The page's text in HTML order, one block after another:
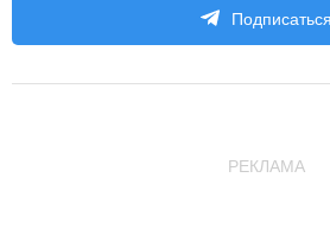
Подписаться
РЕКЛАМА